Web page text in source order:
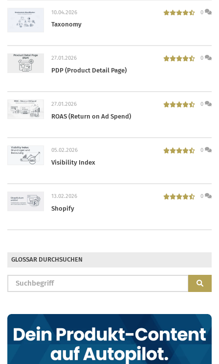
10.04.2026 0
Taxonomy
27.01.2026 0
PDP (Product Detail Page)
27.01.2026 0
ROAS (Return on Ad Spend)
05.02.2026 0
Visibility Index
13.02.2026 0
Shopify
GLOSSAR DURCHSUCHEN